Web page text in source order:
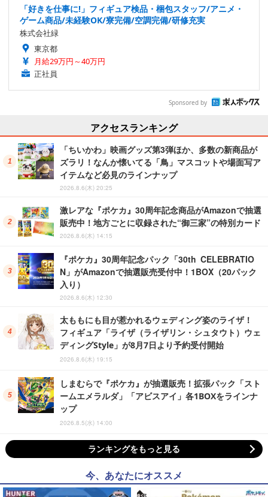
「好きを仕事に!」フィギュア検品・梱包スタッフ/アニメ・
ゲーム商品/未経験OK/寮完備/空調完備/研修充実
株式会社緑
東京都
月給29万円～40万円
正社員
Sponsored by
アクセスランキング
「ちいかわ」映画グッズ第3弾ほか、多数の新商品が
ズラリ！なんか懐いてる「鳥」マスコットや場面写ア
イテムなど必見のラインナップ
2026.8.6(木) 20:25
激レアな『ポケカ』30周年記念商品がAmazonで抽選
販売中！地方ごとに収録された“御三家”の特別カード
2026.8.6(木) 14:15
『ポケカ』30周年記念パック「30th CELEBRATIO
N」がAmazonで抽選販売受付中！1BOX（20パック
入り）
2026.8.6(木) 12:30
太ももにも目が惹かれるウェディング姿のライザ！
フィギュア「ライザ（ライザリン・シュタウト）ウェ
ディングStyle」が8月7日より予約受付開始
2026.8.6(木) 19:15
しまむらで『ポケカ』が抽選販売！拡張パック「スト
ームエメラルダ」「アビスアイ」各1BOXをラインナ
ップ
2026.8.5(水) 14:00
ランキングをもっと見る
今、あなたにオススメ